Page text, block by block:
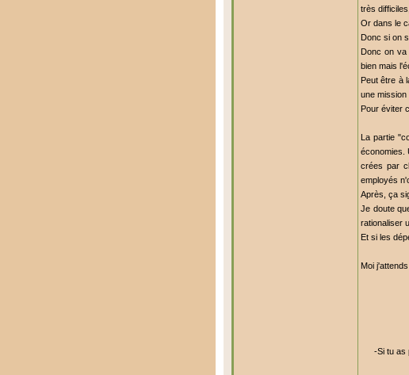
très
Or dans le
Donc si on
Donc on va
bien mais
Peut être à
une mission
Pour éviter
La partie
économies.
crées par
employés
Après, ça
Je doute
rationaliser
Et si les
Moi
-Si tu as